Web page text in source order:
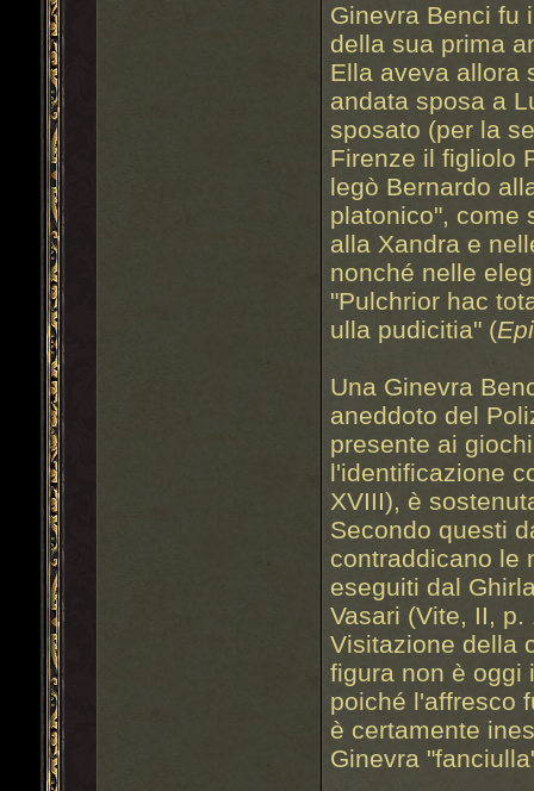
Ginevra Benci fu
della sua prima
Ella aveva allora
andata sposa a
sposato (per la
Firenze il figliolo
legò Bernardo
platonico", come
alla Xandra e
nonché nelle
"Pulchrior hac
ulla pudicitia" (
Una Ginevra
aneddoto del
presente ai
l'identificazione
XVIII), è
Secondo questi
contraddicano le
eseguiti dal
Vasari (Vite, II,
Visitazione della
figura non è oggi
poiché l'affresco
è certamente
Ginevra